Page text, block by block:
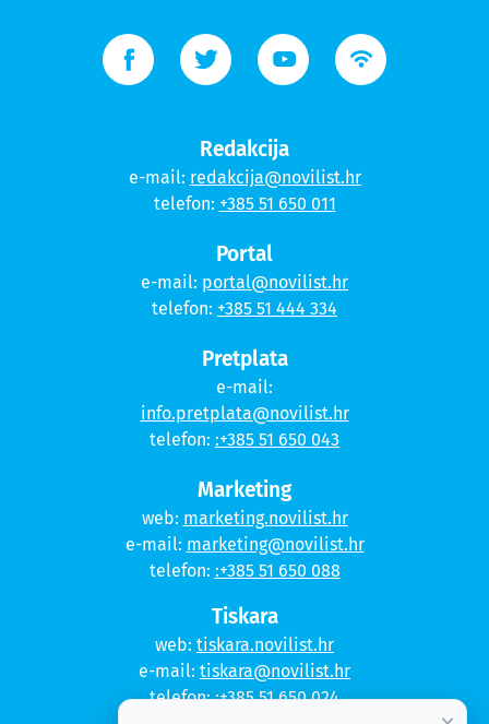
Redakcija
e-mail: redakcija@novilist.hr
telefon: +385 51 650 011
Portal
e-mail: portal@novilist.hr
telefon: +385 51 444 334
Pretplata
e-mail:
info.pretplata@novilist.hr
telefon: :+385 51 650 043
Marketing
web: marketing.novilist.hr
e-mail: marketing@novilist.hr
telefon: :+385 51 650 088
Tiskara
web: tiskara.novilist.hr
e-mail: tiskara@novilist.hr
telefon::+385 51 650 024